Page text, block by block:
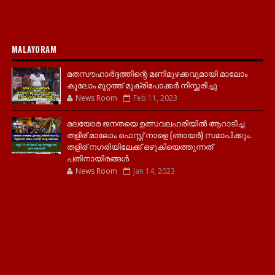
MALAYORAM
മതസൗഹാർദ്ദത്തിന്റെ മണിമുഴക്കവുമായി മാലോം
കൂലോം മുറ്റത്ത് മുക്രിപോക്കർ നിസ്ക്കരിച്ചു
News Room Feb 11, 2023
മലയോര ജനതയെ ഉത്സവലഹരിയിൽ ആറാടിച്ച
തളിര് മാലോം ഫെസ്റ്റ് നാളെ (ഞായർ) സമാപിക്കും..
തളിര് നഗരിയിലേക്ക് ഒഴുകിയെത്തുന്നത്
പതിനായിരങ്ങൾ
News Room Jan 14, 2023